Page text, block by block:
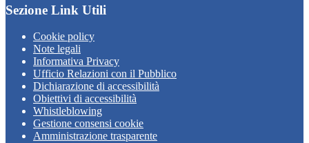
Sezione Link Utili
Cookie policy
Note legali
Informativa Privacy
Ufficio Relazioni con il Pubblico
Dichiarazione di accessibilità
Obiettivi di accessibilità
Whistleblowing
Gestione consensi cookie
Amministrazione trasparente